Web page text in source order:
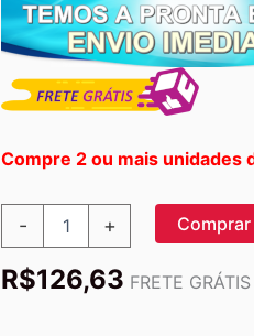
Compre 2 ou mais unidades
-
Shiloh
+ Comprar
R$126,63 FRETE